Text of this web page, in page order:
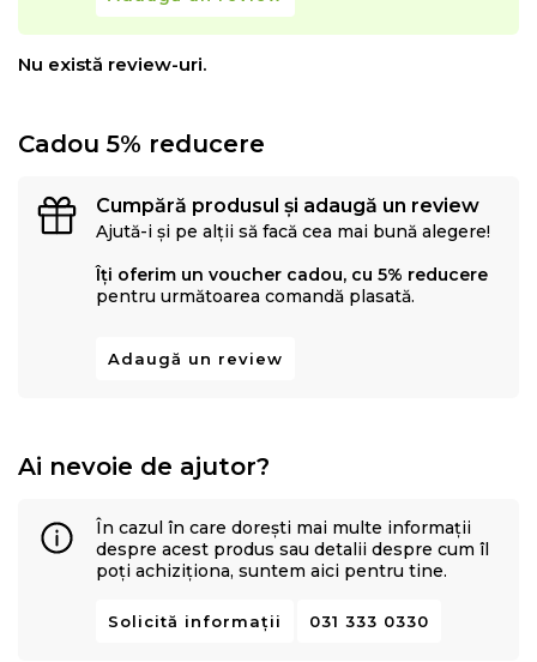
Nu există review-uri.
Cadou 5% reducere
Cumpără produsul și adaugă un review
Ajută-i și pe alții să facă cea mai bună alegere!
Îți oferim un voucher cadou, cu 5% reducere
pentru următoarea comandă plasată.
Adaugă un review
Ai nevoie de ajutor?
În cazul în care dorești mai multe informații
despre acest produs sau detalii despre cum îl
poți achiziționa, suntem aici pentru tine.
Solicită informații 031 333 0330